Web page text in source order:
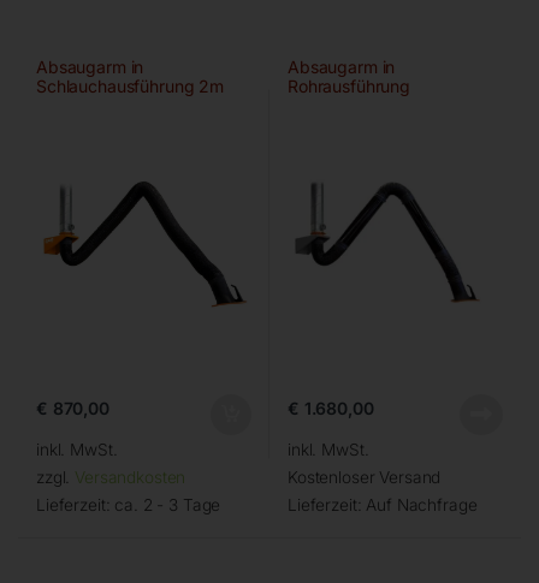
Absaugarm in
Schlauchausführung 2m
€ 870,00
inkl. MwSt.
zzgl. Versandkosten
Lieferzeit: ca. 2 - 3 Tage
Absaugarm in
Rohrausführung
€ 1.680,00
inkl. MwSt.
Kostenloser Versand
Lieferzeit: Auf Nachfrage